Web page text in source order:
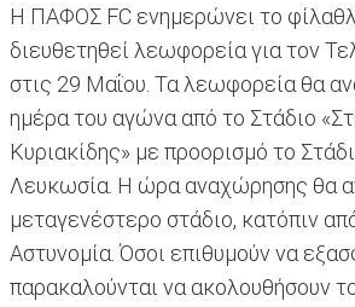
Η ΠΑΦΟΣ FC ενημερώνει το
διευθετηθεί λεωφορεία για τον
στις 29 Μαΐου. Τα λεωφορεία θα
ημέρα του αγώνα από το Στάδιο
Κυριακίδης» με προορισμό το
Λευκωσία. Η ώρα αναχώρησης θα
μεταγενέστερο στάδιο, κατόπιν
Αστυνομία. Όσοι επιθυμούν να
παρακαλούνται να ακολουθήσουν